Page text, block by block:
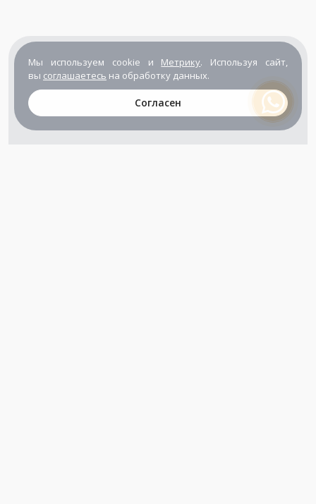
Мы используем cookie и Метрику. Используя сайт,
вы соглашаетесь на обработку данных.
Согласен